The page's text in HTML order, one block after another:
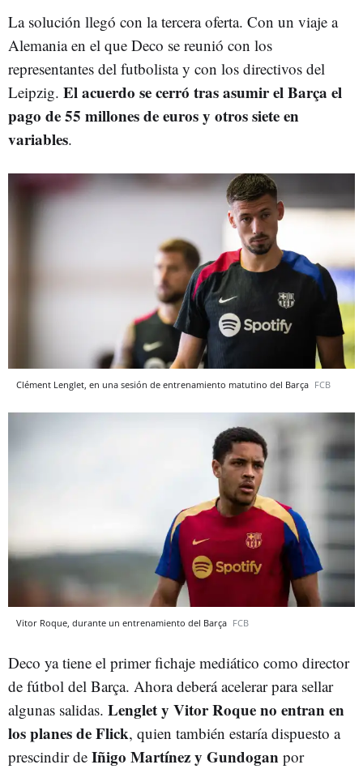
La solución llegó con la tercera oferta. Con un viaje a
Alemania en el que Deco se reunió con los
representantes del futbolista y con los directivos del
Leipzig. El acuerdo se cerró tras asumir el Barça el
pago de 55 millones de euros y otros siete en
variables.
Clément Lenglet, en una sesión de entrenamiento matutino del Barça FCB
Vitor Roque, durante un entrenamiento del Barça FCB
Deco ya tiene el primer fichaje mediático como director
de fútbol del Barça. Ahora deberá acelerar para sellar
algunas salidas. Lenglet y Vitor Roque no entran en
los planes de Flick, quien también estaría dispuesto a
prescindir de Iñigo Martínez y Gundogan por